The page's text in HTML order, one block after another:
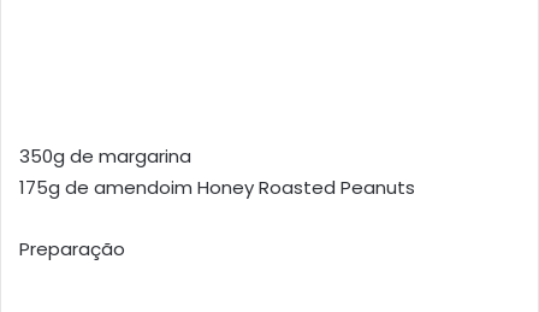
350g de margarina
175g de amendoim Honey Roasted Peanuts
Preparação